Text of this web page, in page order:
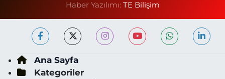
Haber Yazılımı: TE Bilişim
Ana Sayfa
Kategoriler